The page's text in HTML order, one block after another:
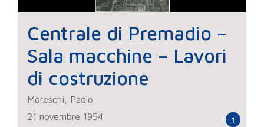
Centrale di Premadio –
Sala macchine – Lavori
di costruzione
Moreschi, Paolo
21 novembre 1954
1